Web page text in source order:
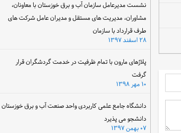
نشست مدیرعامل سازمان آب و برق خوزستان با معاونان،
مشاوران، مدیریت های مستقل و مدیران عامل شرکت های
طرف قرارداد با سازمان
۲۸ اسفند ۱۳۹۷
پلاژهای مارون با تمام ظرفیت در خدمت گردشگران قرار
گرفت
۱۰ مهر ۱۳۹۸
دانشگاه جامع علمی کاربردی واحد صنعت آب و برق خوزستان
دانشجو می پذیرد
۰۷ بهمن ۱۳۹۷